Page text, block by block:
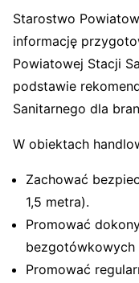
Starostwo
informację
Powiatowej Stacji
podstawie
Sanitarnego dla
W obiektach
Zachować
1,5 metra).
Promować
bezgotówkowych
Promować